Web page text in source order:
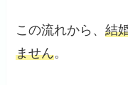
この流れから、結
ません。